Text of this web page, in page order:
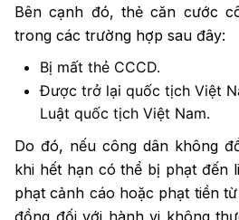
Bên cạnh đó, thẻ căn cước
trong các trường hợp sau đây:
Bị mất thẻ CCCD.
Được trở lại quốc tịch Việt
Luật quốc tịch Việt Nam.
Do đó, nếu công dân không
khi hết hạn có thể bị phạt đến
phạt cảnh cáo hoặc phạt tiền
đồng đối với hành vi không